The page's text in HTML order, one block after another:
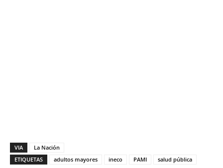
VIA
La Nación
ETIQUETAS
adultos mayores ineco PAMI salud pública